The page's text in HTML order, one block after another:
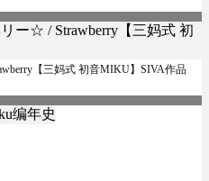
【三妈式 初音MIKU】SIVA作品